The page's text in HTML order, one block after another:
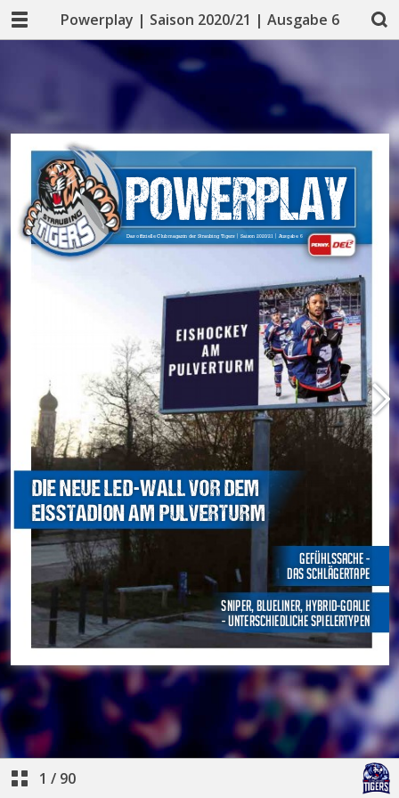
Powerplay | Saison 2020/21 | Ausgabe 6
1 / 90